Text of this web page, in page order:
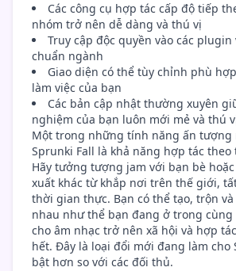
Các công cụ hợp tác cấp độ tiếp
nhóm trở nên dễ dàng và thú vị
Truy cập độc quyền vào các
chuẩn ngành
Giao diện có thể tùy chỉnh phù
làm việc của bạn
Các bản cập nhật thường xuyên
nghiệm của bạn luôn mới mẻ và thú
Một trong những tính năng ấn tượng
Sprunki Fall là khả năng hợp tác
Hãy tưởng tượng jam với bạn bè
xuất khác từ khắp nơi trên thế giới,
thời gian thực. Bạn có thể tạo, trộn
nhau như thể bạn đang ở trong cùng
cho âm nhạc trở nên xã hội và hợp
hết. Đây là loại đổi mới đang làm cho
bật hơn so với các đối thủ.